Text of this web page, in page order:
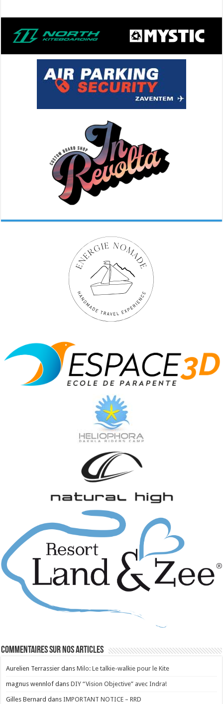
Commentaires sur nos articles
Aurelien Terrassier dansMilo: Le talkie-walkie pour le Kite
magnus wennlof dansDIY “Vision Objective” avec Indra!
Gilles Bernard dansIMPORTANT NOTICE – RRD